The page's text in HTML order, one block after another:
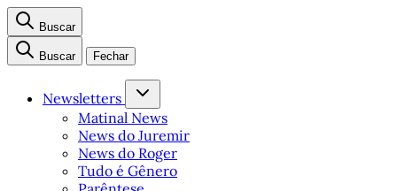
Buscar
Buscar Fechar
Newsletters
Matinal News
News do Juremir
News do Roger
Tudo é Gênero